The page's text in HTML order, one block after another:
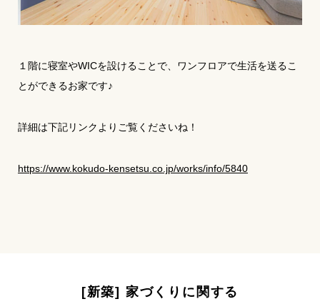
１階に寝室やWICを設けることで、ワンフロアで生活を送るこ
とができるお家です♪
詳細は下記リンクよりご覧くださいね！
https://www.kokudo-kensetsu.co.jp/works/info/5840
[新築] 家づくりに関する